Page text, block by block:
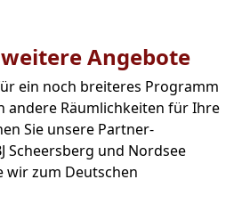
Angebote
ein noch breiteres Programm
andere Räumlichkeiten für Ihre
Sie unsere Partner-
Scheersberg und Nordsee
wir zum Deutschen